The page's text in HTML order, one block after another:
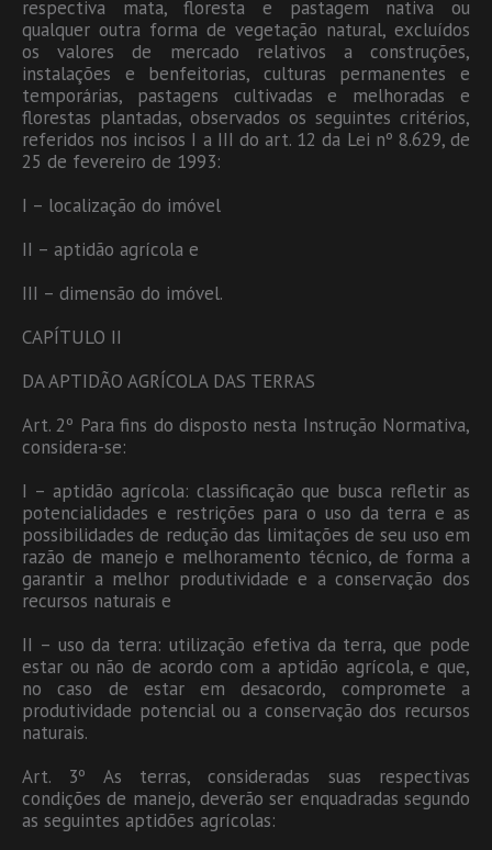
respectiva mata, floresta e pastagem nativa ou
qualquer outra forma de vegetação natural, excluídos
os valores de mercado relativos a construções,
instalações e benfeitorias, culturas permanentes e
temporárias, pastagens cultivadas e melhoradas e
florestas plantadas, observados os seguintes critérios,
referidos nos incisos I a III do art. 12 da Lei nº 8.629, de
25 de fevereiro de 1993:
I – localização do imóvel
II – aptidão agrícola e
III – dimensão do imóvel.
CAPÍTULO II
DA APTIDÃO AGRÍCOLA DAS TERRAS
Art. 2º Para fins do disposto nesta Instrução Normativa,
considera-se:
I – aptidão agrícola: classificação que busca refletir as
potencialidades e restrições para o uso da terra e as
possibilidades de redução das limitações de seu uso em
razão de manejo e melhoramento técnico, de forma a
garantir a melhor produtividade e a conservação dos
recursos naturais e
II – uso da terra: utilização efetiva da terra, que pode
estar ou não de acordo com a aptidão agrícola, e que,
no caso de estar em desacordo, compromete a
produtividade potencial ou a conservação dos recursos
naturais.
Art. 3º As terras, consideradas suas respectivas
condições de manejo, deverão ser enquadradas segundo
as seguintes aptidões agrícolas: